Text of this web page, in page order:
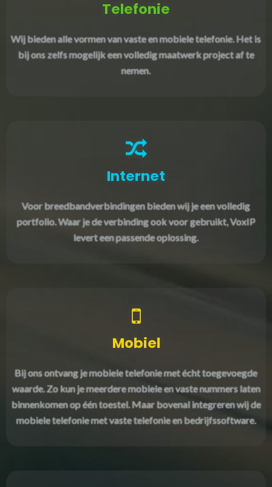
Telefonie
Wij bieden alle vormen van vaste en mobiele telefonie. Het is
bij ons zelfs mogelijk een volledig maatwerk project af te
nemen.
Internet
Voor breedbandverbindingen bieden wij je een volledig
portfolio. Waar je de verbinding ook voor gebruikt, VoxIP
levert een passende oplossing.
Mobiel
Bij ons ontvang je mobiele telefonie met écht toegevoegde
waarde. Zo kun je meerdere mobiele en vaste nummers laten
binnenkomen op één toestel. Maar bovenal integreren wij de
mobiele telefonie met vaste telefonie en bedrijfssoftware.